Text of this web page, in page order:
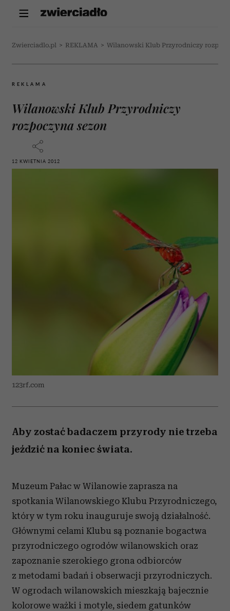
Zwierciadlo.pl > REKLAMA > Wilanowski Klub Przyrodniczy
REKLAMA
Wilanowski Klub Przyrodniczy
rozpoczyna sezon
12 KWIETNIA 2012
123rf.com
Aby zostać badaczem przyrody nie trzeba
jeździć na koniec świata.
Muzeum Pałac w Wilanowie zaprasza na
spotkania Wilanowskiego Klubu Przyrodniczego,
który w tym roku inauguruje swoją działalność.
Głównymi celami Klubu są poznanie bogactwa
przyrodniczego ogrodów wilanowskich oraz
zapoznanie szerokiego grona odbiorców
z metodami badań i obserwacji przyrodniczych.
W ogrodach wilanowskich mieszkają bajecznie
kolorowe ważki i motyle, siedem gatunków